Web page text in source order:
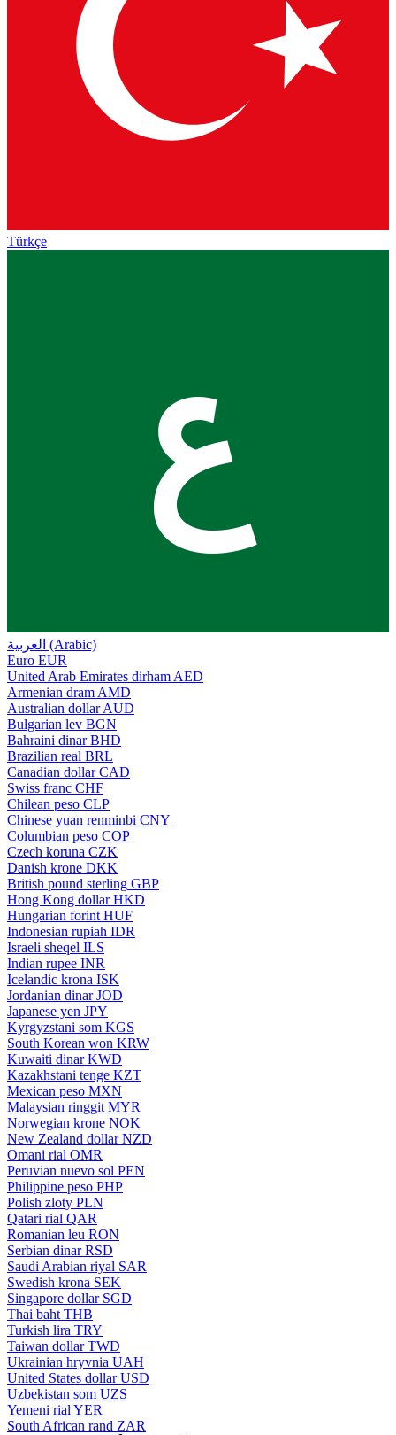
Türkçe
ع
العربية (Arabic)
Euro EUR
United Arab Emirates dirham AED
Armenian dram AMD
Australian dollar AUD
Bulgarian lev BGN
Bahraini dinar BHD
Brazilian real BRL
Canadian dollar CAD
Swiss franc CHF
Chilean peso CLP
Chinese yuan renminbi CNY
Columbian peso COP
Czech koruna CZK
Danish krone DKK
British pound sterling GBP
Hong Kong dollar HKD
Hungarian forint HUF
Indonesian rupiah IDR
Israeli sheqel ILS
Indian rupee INR
Icelandic krona ISK
Jordanian dinar JOD
Japanese yen JPY
Kyrgyzstani som KGS
South Korean won KRW
Kuwaiti dinar KWD
Kazakhstani tenge KZT
Mexican peso MXN
Malaysian ringgit MYR
Norwegian krone NOK
New Zealand dollar NZD
Omani rial OMR
Peruvian nuevo sol PEN
Philippine peso PHP
Polish zloty PLN
Qatari rial QAR
Romanian leu RON
Serbian dinar RSD
Saudi Arabian riyal SAR
Swedish krona SEK
Singapore dollar SGD
Thai baht THB
Turkish lira TRY
Taiwan dollar TWD
Ukrainian hryvnia UAH
United States dollar USD
Uzbekistan som UZS
Yemeni rial YER
South African rand ZAR